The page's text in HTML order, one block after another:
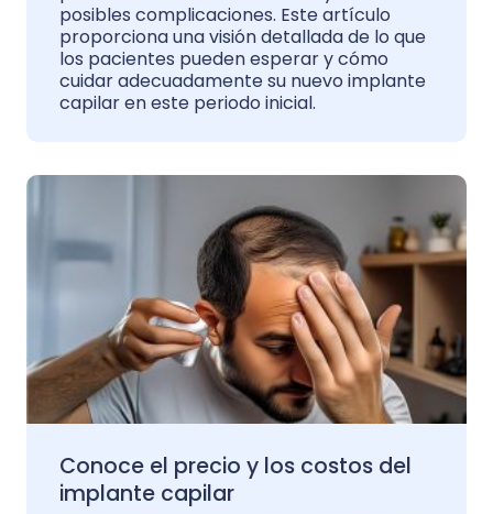
posibles complicaciones. Este artículo
proporciona una visión detallada de lo que
los pacientes pueden esperar y cómo
cuidar adecuadamente su nuevo implante
capilar en este periodo inicial.
Conoce el precio y los costos del
implante capilar